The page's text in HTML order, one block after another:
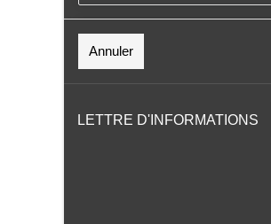
Cookies de performance
Annuler
LETTRE D'INFORMATIONS